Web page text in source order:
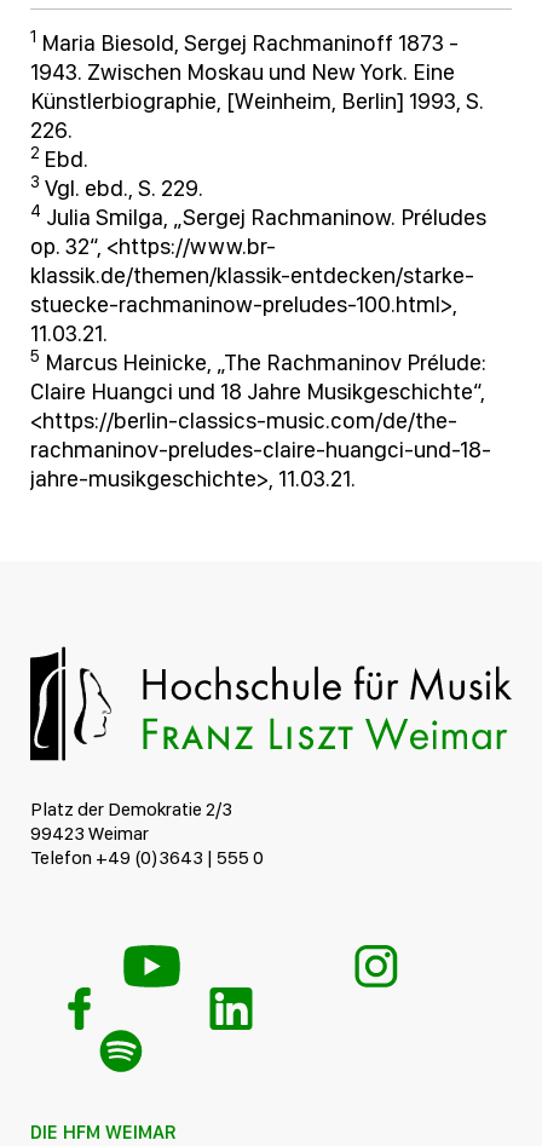
1 Maria Biesold, Sergej Rachmaninoff 1873 -
1943. Zwischen Moskau und New York. Eine
Künstlerbiographie, [Weinheim, Berlin] 1993, S.
226.
2 Ebd.
3 Vgl. ebd., S. 229.
4 Julia Smilga, „Sergej Rachmaninow. Préludes
op. 32“, <https://www.br-
klassik.de/themen/klassik-entdecken/starke-
stuecke-rachmaninow-preludes-100.html>,
11.03.21.
5 Marcus Heinicke, „The Rachmaninov Prélude:
Claire Huangci und 18 Jahre Musikgeschichte“,
<https://berlin-classics-music.com/de/the-
rachmaninov-preludes-claire-huangci-und-18-
jahre-musikgeschichte>, 11.03.21.
Platz der Demokratie 2/3
99423 Weimar
Telefon +49 (0)3643 | 555 0
DIE HFM WEIMAR